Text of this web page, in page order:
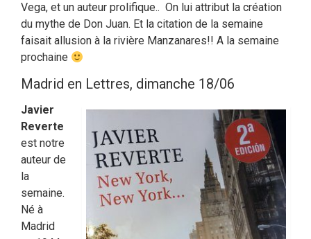
Vega, et un auteur prolifique.. On lui attribut la création
du mythe de Don Juan. Et la citation de la semaine
faisait allusion à la rivière Manzanares!! A la semaine
prochaine
Madrid en Lettres, dimanche 18/06
Javier
Reverte
est notre
auteur de
la
semaine.
Né à
Madrid